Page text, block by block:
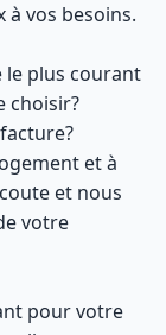
à vos besoins.
le plus courant
choisir?
et à
et nous
votre
pour votre